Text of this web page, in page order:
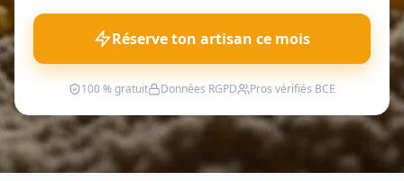
Réserve ton artisan ce mois
100 % gratuit Données RGPD Pros vérifiés BCE